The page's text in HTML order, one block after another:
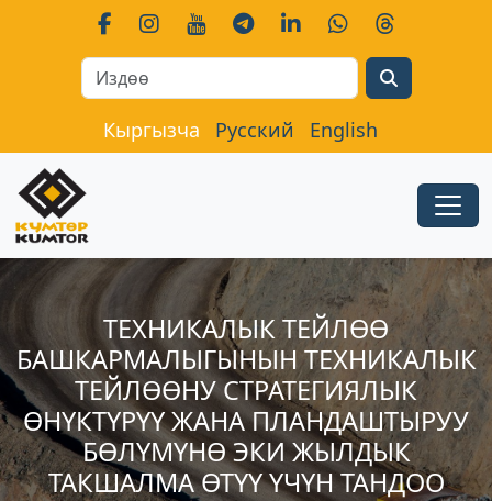
Кыргызча Русский English
ТЕХНИКАЛЫК ТЕЙЛӨӨ
БАШКАРМАЛЫГЫНЫН ТЕХНИКАЛЫК
ТЕЙЛӨӨНУ СТРАТЕГИЯЛЫК
ӨНҮКТҮРҮҮ ЖАНА ПЛАНДАШТЫРУУ
БӨЛҮМҮНӨ ЭКИ ЖЫЛДЫК
ТАКШАЛМА ӨТҮҮ ҮЧҮН ТАНДОО